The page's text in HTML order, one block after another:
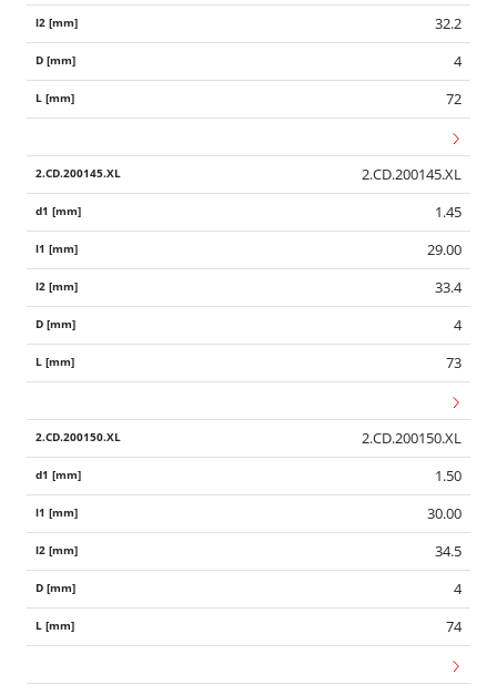
32.2
4
72
2.CD.200145.XL
1.45
29.00
33.4
4
73
2.CD.200150.XL
1.50
30.00
34.5
4
74